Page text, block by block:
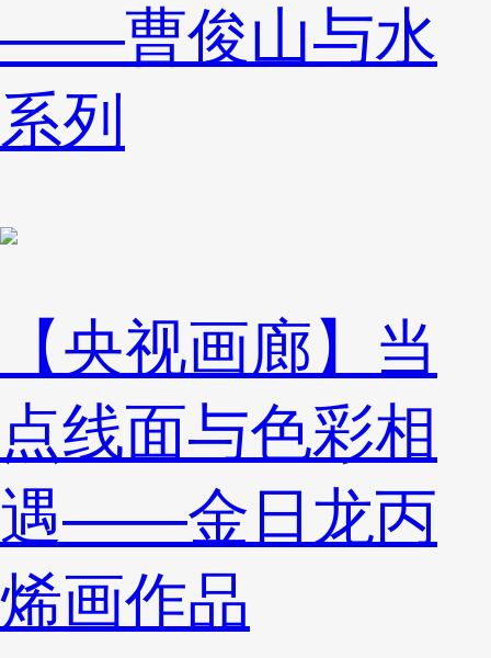
——曹俊山与水
系列
【央视画廊】当
点线面与色彩相
遇——金日龙丙
烯画作品